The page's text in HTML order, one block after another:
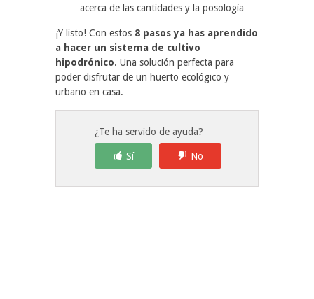
acerca de las cantidades y la posología
¡Y listo! Con estos 8 pasos ya has aprendido
a hacer un sistema de cultivo
hipodrónico. Una solución perfecta para
poder disfrutar de un huerto ecológico y
urbano en casa.
¿Te ha servido de ayuda?
Sí No